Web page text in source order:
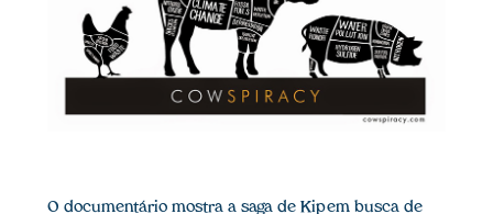
O documentário mostra a saga de Kip em busca de